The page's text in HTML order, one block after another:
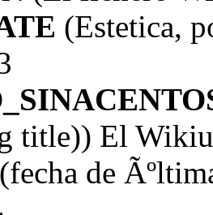
(Estetica,
title)) El
(fecha de